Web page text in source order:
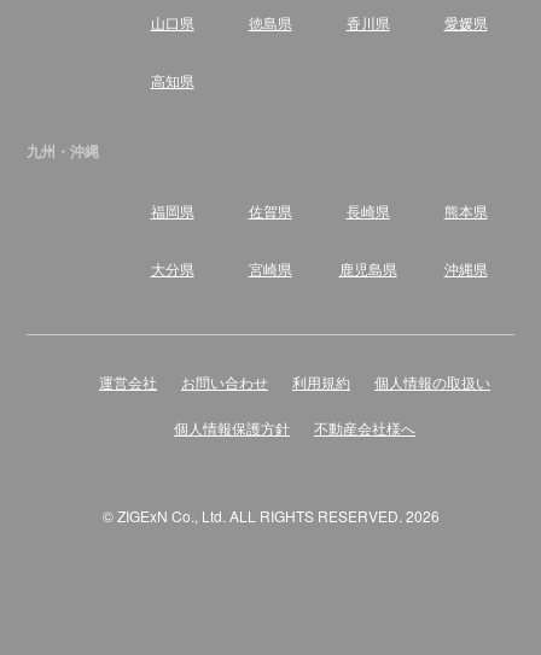
山口県 徳島県 香川県 愛媛県
高知県
九州・沖縄
福岡県 佐賀県 長崎県 熊本県
大分県 宮崎県 鹿児島県 沖縄県
運営会社 お問い合わせ 利用規約 個人情報の取扱い
個人情報保護方針 不動産会社様へ
© ZIGExN Co., Ltd. ALL RIGHTS RESERVED. 2026